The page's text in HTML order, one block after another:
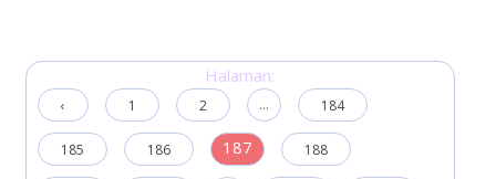
Halaman:
‹ 1 2 ... 184
185 186 187 188